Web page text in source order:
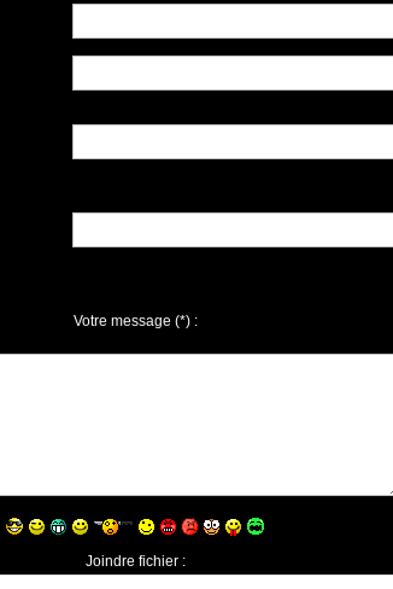
Votre message (*):
Joindre fichier :